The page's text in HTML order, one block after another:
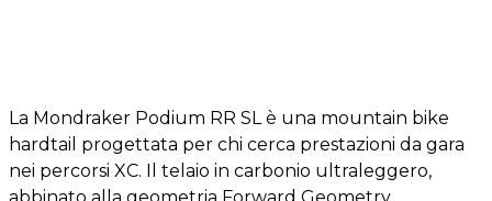
La Mondraker Podium RR SLè una mountain bike
hardtail progettata per chi cerca prestazioni da gara
nei percorsi XC. Il telaio in carbonio ultraleggero,